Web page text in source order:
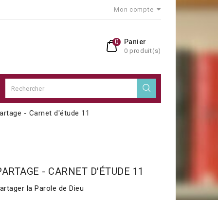
Mon compte
Panier
0 produit(s)
0
- Carnet d'étude 11
- CARNET D'ÉTUDE 11
la Parole de Dieu